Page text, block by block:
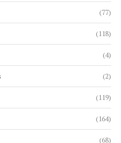
(77)
(118)
(4)
(2)
(119)
(164)
(68)